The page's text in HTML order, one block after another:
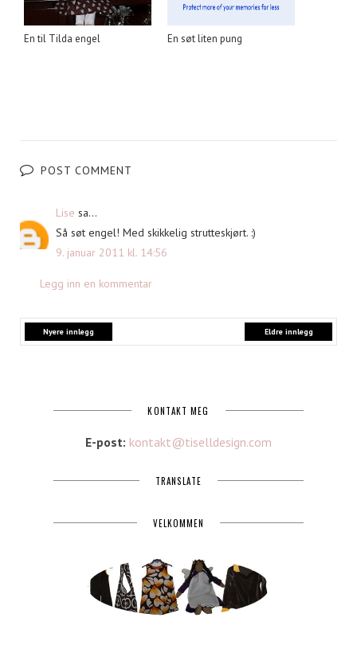
En til Tilda engel En søt liten pung
POST COMMENT
Lise sa...
Så søt engel! Med skikkelig strutteskjørt. :)
9. januar 2011 kl. 14:56
Legg inn en kommentar
Nyere innlegg Eldre innlegg
KONTAKT MEG
E-post: kontakt@tiselldesign.com
TRANSLATE
VELKOMMEN